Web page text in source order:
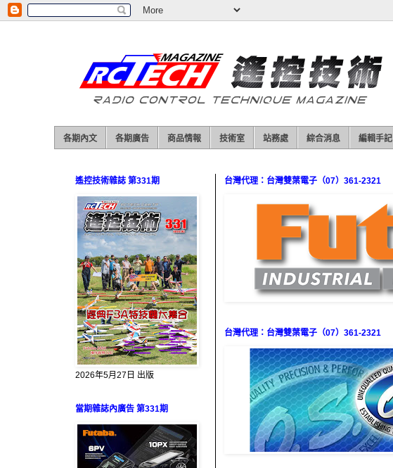
各期內文 各期廣告 商品情報 技術室 站務處 綜合消息 編輯手記
台灣代理：台灣雙葉電子（07）361-2321
台灣代理：台灣雙葉電子（07）361-2321
遙控技術雜誌 第331期
2026年5月27日 出版
當期雜誌內廣告 第331期